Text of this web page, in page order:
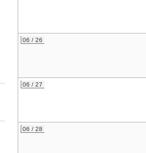
06 / 26
06 / 27
06 / 28